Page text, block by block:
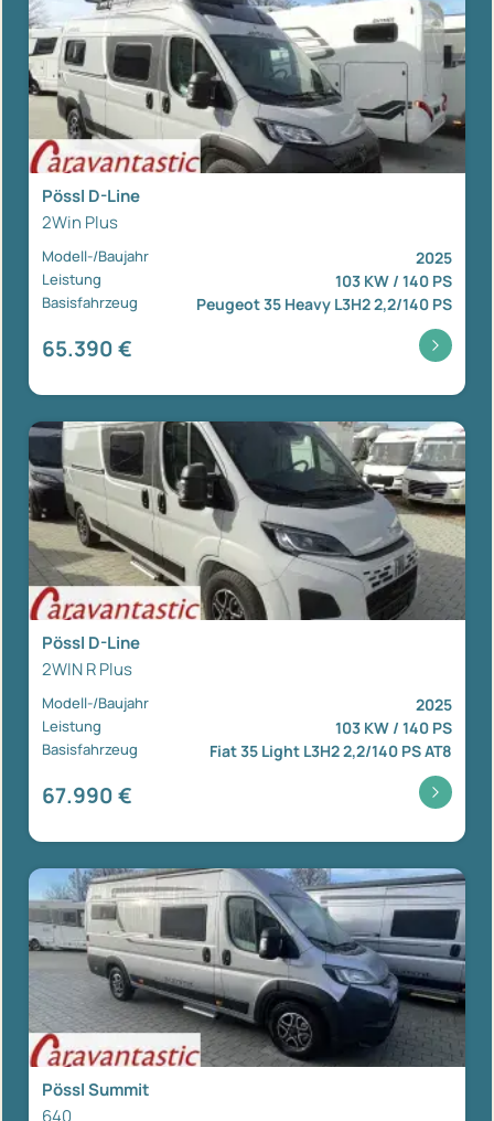
Pössl D-Line
2Win Plus
Modell-/Baujahr 2025
Leistung 103 KW / 140 PS
Basisfahrzeug Peugeot 35 Heavy L3H2 2,2/140 PS
65.390 €
Pössl D-Line
2WIN R Plus
Modell-/Baujahr 2025
Leistung 103 KW / 140 PS
Basisfahrzeug Fiat 35 Light L3H2 2,2/140 PS AT8
67.990 €
Pössl Summit
640